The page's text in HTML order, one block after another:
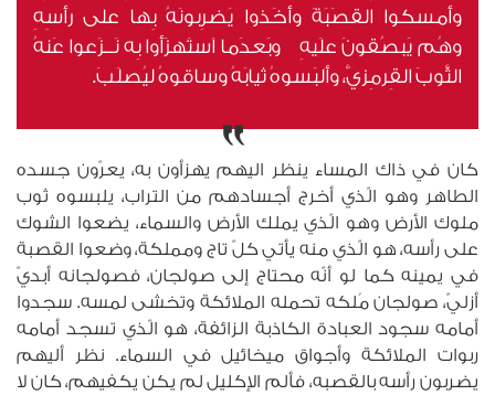
وأمسكوا القصَبَةَ وأخَذوا يَضرِبونَهُ بِها على رأسِهِ
وهُم يَبصُقونَ علَيهِ وبَعدَما اَستَهزَأوا بِه نَــزَعوا عَنهُ
الثَّوبَ القِرمِزيَّ، وألبَسوهُ ثيابَهُ وساقوهُ ليُصلَبَ.
كان في ذاك المساء ينظر اليهم يهزأون به، يعرّون جسده
الطاهر وهو الّذي أخرج أجسادهم من التراب، يلبسوه ثوب
ملوك الأرض وهو الّذي يملك الأرض والسماء، يضعوا الشوك
على رأسه، هو الّذي منه يأتي كلّ تاج ومملكة، وضعوا القصبة
في يمينه كما لو أنّه محتاج إلى صولجان، فصولجانه أبديّ
أزليّ، صولجان مُلكه تحمله الملائكة وتخشى لمسه. سجدوا
أمامه سجود العبادة الكاذبة الزائفة، هو الّذي تسجد أمامه
ربوات الملائكة وأجواق ميخائيل في السماء. نظر أليهم
يضربون رأسه بالقصبه، فألم الإكليل لم يكن يكفيهم، كان لا